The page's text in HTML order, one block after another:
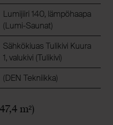
Lumijiiri 140, lämpöhaapa
(Lumi-Saunat)
Sähkökiuas Tulikivi Kuura
1, valukivi (Tulikivi)
(DEN Tekniikka)
m²)